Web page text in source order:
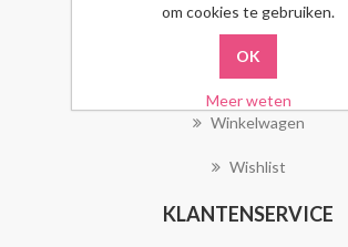
Bestellingen
Klant Adressen
Winkelwagen
Wishlist
KLANTENSERVICE
om cookies te gebruiken.
Meer weten